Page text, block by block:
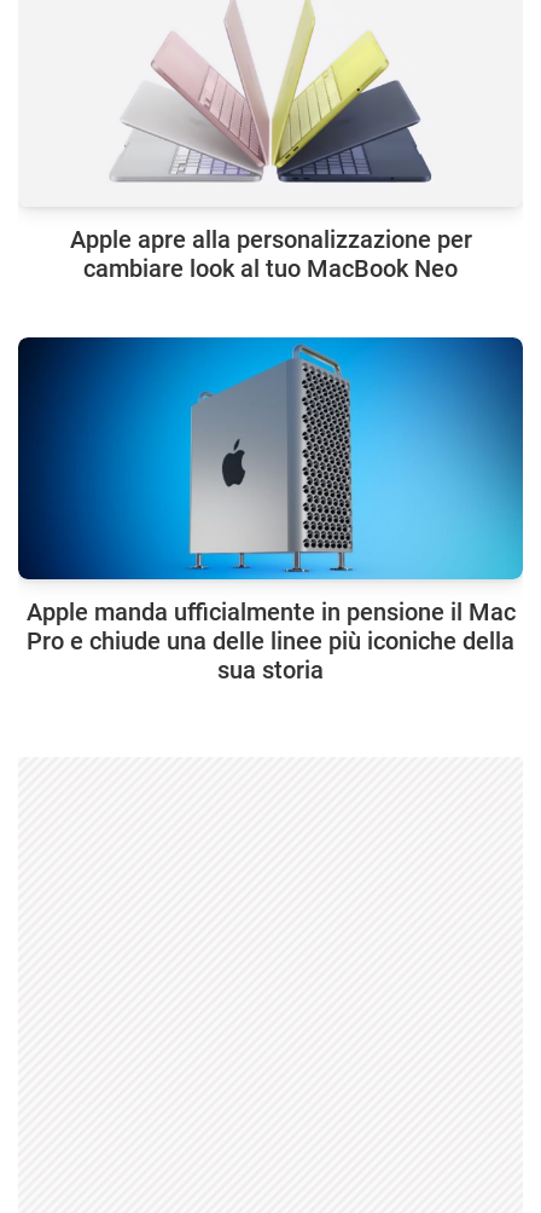
Apple apre alla personalizzazione per
cambiare look al tuo MacBook Neo
Apple manda ufficialmente in pensione il Mac
Pro e chiude una delle linee più iconiche della
sua storia